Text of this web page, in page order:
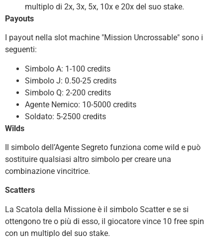
multiplo di 2x, 3x, 5x, 10x e 20x del suo stake.
Payouts
I payout nella slot machine "Mission Uncrossable" sono i
seguenti:
Simbolo A: 1-100 credits
Simbolo J: 0.50-25 credits
Simbolo Q: 2-200 credits
Agente Nemico: 10-5000 credits
Soldato: 5-2500 credits
Wilds
Il simbolo dell’Agente Segreto funziona come wild e può
sostituire qualsiasi altro simbolo per creare una
combinazione vincitrice.
Scatters
La Scatola della Missione è il simbolo Scatter e se si
ottengono tre o più di esso, il giocatore vince 10 free spin
con un multiplo del suo stake.